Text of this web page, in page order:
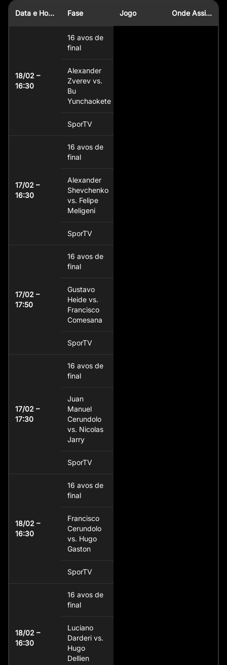
Data e Horário (BRT) Fase Jogo Onde Assistir
18/02 –
16:30
16 avos de
final
Alexander
Zverev vs.
Bu
Yunchaokete
SporTV
17/02 –
16:30
16 avos de
final
Alexander
Shevchenko
vs. Felipe
Meligeni
SporTV
17/02 –
17:50
16 avos de
final
Gustavo
Heide vs.
Francisco
Comesana
SporTV
17/02 –
17:30
16 avos de
final
Juan
Manuel
Cerundolo
vs. Nicolas
Jarry
SporTV
18/02 –
16:30
16 avos de
final
Francisco
Cerundolo
vs. Hugo
Gaston
SporTV
18/02 –
16:30
16 avos de
final
Luciano
Darderi vs.
Hugo
Dellien